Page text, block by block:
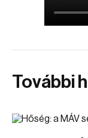
További